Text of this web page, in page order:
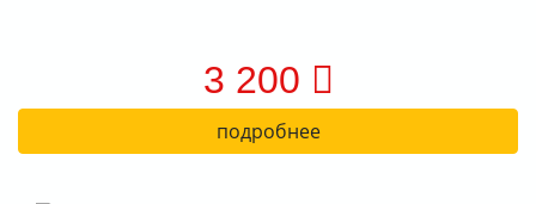
3 200
подробнее